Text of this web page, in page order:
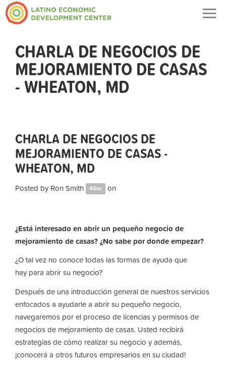
CHARLA DE NEGOCIOS DE
MEJORAMIENTO DE CASAS
- WHEATON, MD
CHARLA DE NEGOCIOS DE
MEJORAMIENTO DE CASAS -
WHEATON, MD
Posted by Ron Smith 40sc on
¿Está interesado en abrir un pequeño negocio de
mejoramiento de casas? ¿No sabe por donde empezar?
¿O tal vez no conoce todas las formas de ayuda que
hay para abrir su negocio?
Después de una introducción general de nuestros servicios
enfocados a ayudarle a abrir su pequeño negocio,
navegaremos por el proceso de licencias y permisos de
negocios de mejoramiento de casas. Usted recibirá
estrategias de cómo realizar su negocio y además,
¡conocerá a otros futuros empresarios en su ciudad!